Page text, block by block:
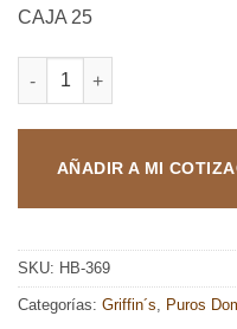
CAJA 25
GRIFFIN´S SHORT
AÑADIR A MI
SKU: HB-369
Categorías: Griffin´s, Puros